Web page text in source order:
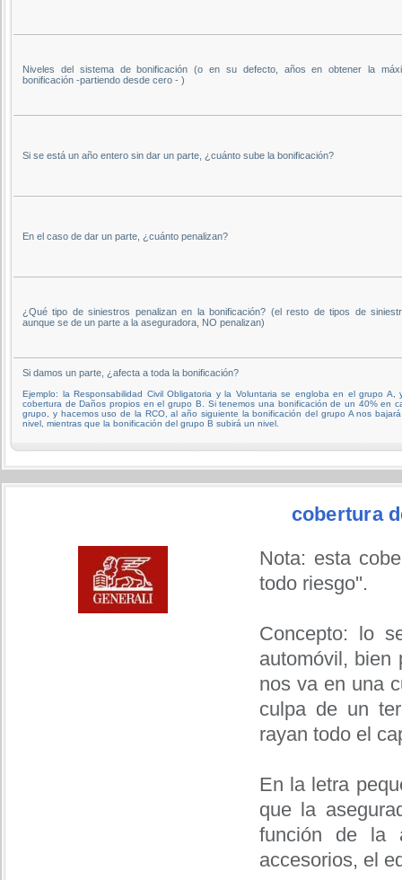
Niveles del sistema de bonificación (o en su defecto, años en obtener la
bonificación -partiendo desde cero - )
Si se está un año entero sin dar un parte, ¿cuánto sube la bonificación?
En el caso de dar un parte, ¿cuánto penalizan?
¿Qué tipo de siniestros penalizan en la bonificación? (el resto de tipos de
aunque se de un parte a la aseguradora, NO penalizan)
Si damos un parte, ¿afecta a toda la bonificación?
Ejemplo: la Responsabilidad Civil Obligatoria y la Voluntaria se engloba en el grupo A,
cobertura de Daños propios en el grupo B. Si tenemos una bonificación de un 40% en
grupo, y hacemos uso de la RCO, al año siguiente la bonificación del grupo A nos
nivel, mientras que la bonificación del grupo B subirá un nivel.
cobertura
Nota: esta
todo riesgo''.
Concepto: lo
automóvil, bien
nos va en una
culpa de un
rayan todo el
En la letra
que la
función de la
accesorios, el